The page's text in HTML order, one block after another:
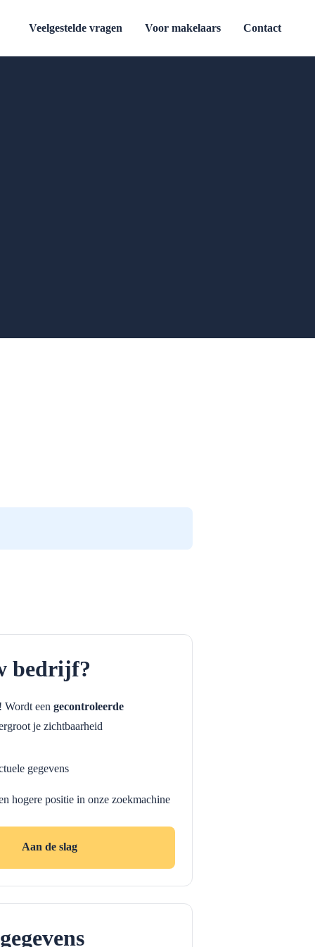
Veelgestelde vragen Voor makelaars Contact
bedrijf?
een gecontroleerde
je zichtbaarheid
gegevens
hogere positie in onze zoekmachine
Aan de slag